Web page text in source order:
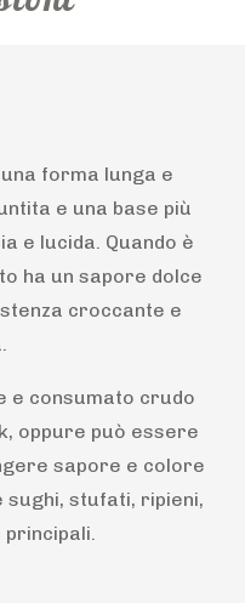
forma lunga e
e una base più
e lucida. Quando è
ha un sapore dolce
croccante e
e consumato crudo
oppure può essere
sapore e colore
sughi, stufati, ripieni,